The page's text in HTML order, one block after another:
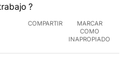
?
COMPARTIR
MARCAR
COMO
INAPROPIADO